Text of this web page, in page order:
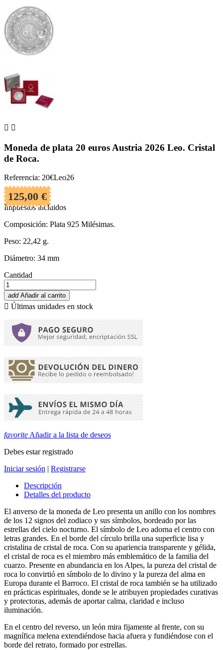
 
Moneda de plata 20 euros Austria 2026 Leo. Cristal
de Roca.
Referencia: 20€Leo26
125,00 €
Impuestos incluidos
Composición: Plata 925 Milésimas.
Peso: 22,42 g.
Diámetro: 34 mm
Cantidad
add Añadir al carrito
 Últimas unidades en stock
favorite Añadir a la lista de deseos
Debes estar registrado
Iniciar sesión | Registrarse
Descripción
Detalles del producto
El anverso de la moneda de Leo presenta un anillo con los nombres
de los 12 signos del zodiaco y sus símbolos, bordeado por las
estrellas del cielo nocturno. El símbolo de Leo adorna el centro con
letras grandes. En el borde del círculo brilla una superficie lisa y
cristalina de cristal de roca. Con su apariencia transparente y gélida,
el cristal de roca es el miembro más emblemático de la familia del
cuarzo. Presente en abundancia en los Alpes, la pureza del cristal de
roca lo convirtió en símbolo de lo divino y la pureza del alma en
Europa durante el Barroco. El cristal de roca también se ha utilizado
en prácticas espirituales, donde se le atribuyen propiedades curativas
y protectoras, además de aportar calma, claridad e incluso
iluminación.
En el centro del reverso, un león mira fijamente al frente, con su
magnífica melena extendiéndose hacia afuera y fundiéndose con el
borde del retrato, formado por estrellas.